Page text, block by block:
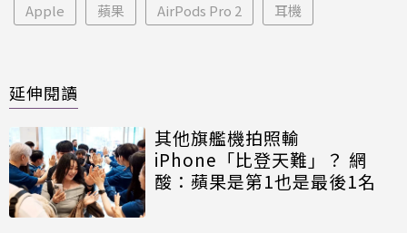
Apple 蘋果 AirPods Pro 2 耳機
延伸閱讀
其他旗艦機拍照輸
iPhone「比登天難」？ 網
酸：蘋果是第1也是最後1名